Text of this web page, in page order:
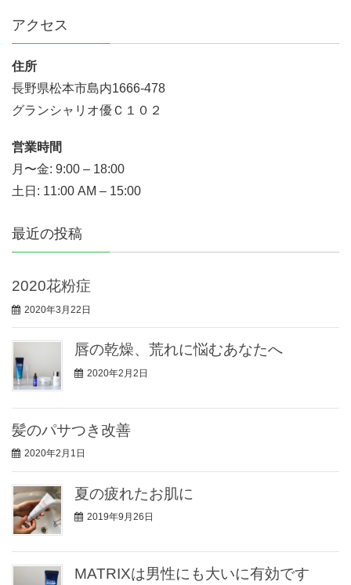
アクセス
住所
長野県松本市島内1666-478
グランシャリオ優Ｃ１０２
営業時間
月〜金: 9:00 – 18:00
土日: 11:00 AM – 15:00
最近の投稿
2020花粉症
2020年3月22日
唇の乾燥、荒れに悩むあなたへ
2020年2月2日
髪のパサつき改善
2020年2月1日
夏の疲れたお肌に
2019年9月26日
MATRIXは男性にも大いに有効です